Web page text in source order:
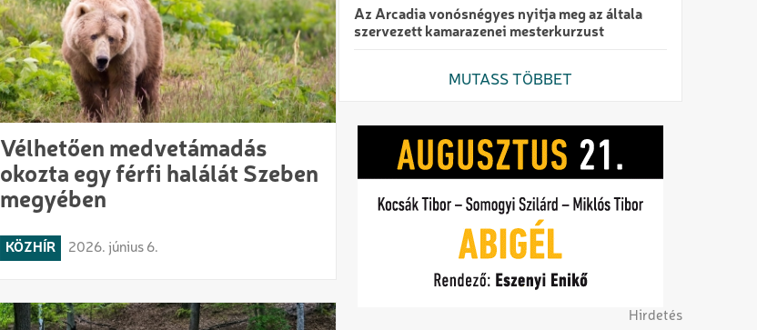
Vélhetően medvetámadás
okozta egy férfi halálát Szeben
megyében
KÖZHÍR 2026. június 6.
Az Arcadia vonósnégyes nyitja meg az általa
szervezett kamarazenei mesterkurzust
MUTASS TÖBBET
Hirdetés